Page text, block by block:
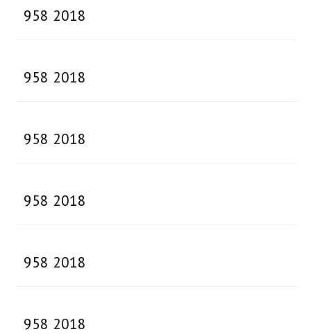
958 2018
958 2018
958 2018
958 2018
958 2018
958 2018